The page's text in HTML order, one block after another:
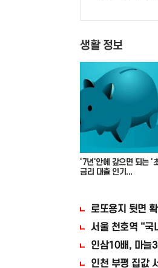
생활 정보
'7년'안에 갚으면 되는 '
금리 대출 인기...
로또용지 뒷면
서울 천호역 “국
인삼10배, 마늘
인천 부평 집값